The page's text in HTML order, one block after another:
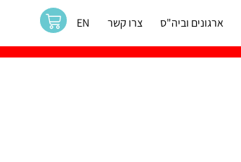
ארגונים וביה"ס צרו קשר EN